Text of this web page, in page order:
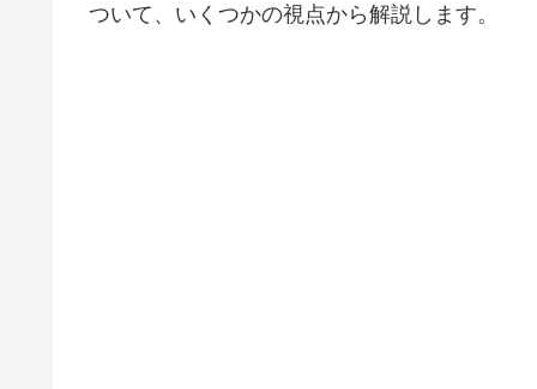
ついて、いくつかの視点から解説します。